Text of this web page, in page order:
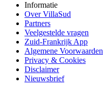
Informatie
Over VillaSud
Partners
Veelgestelde vragen
Zuid-Frankrijk App
Algemene Voorwaarden
Privacy & Cookies
Disclaimer
Nieuwsbrief